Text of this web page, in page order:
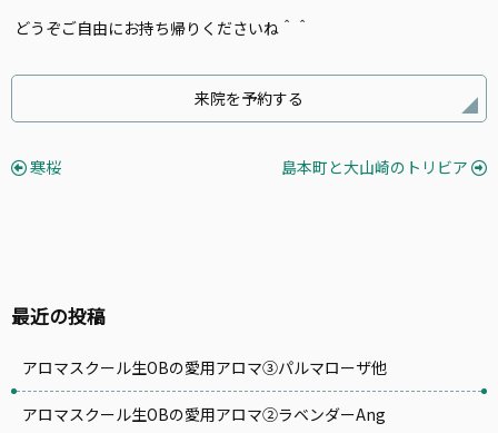
どうぞご自由にお持ち帰りくださいね＾＾
来院を予約する
寒桜 島本町と大山崎のトリビア
最近の投稿
アロマスクール生OBの愛用アロマ③パルマローザ他
アロマスクール生OBの愛用アロマ②ラベンダーAng